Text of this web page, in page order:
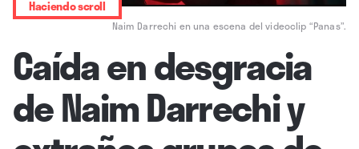
Naim Darrechi en una escena del videoclip “Panas”.
Haciendo scroll
Caída en desgracia
de Naim Darrechi y